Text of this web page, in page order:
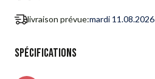
livraison prévue:mardi 11.08.2026
Spécifications